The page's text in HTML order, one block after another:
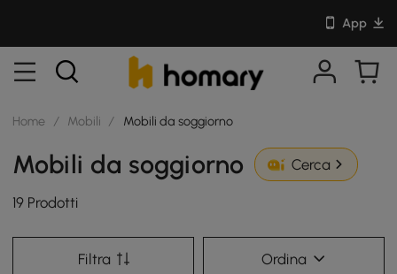
App
Home / Mobili / Mobili da soggiorno
Mobili da soggiorno Cerca
19 Prodotti
Filtra Ordina